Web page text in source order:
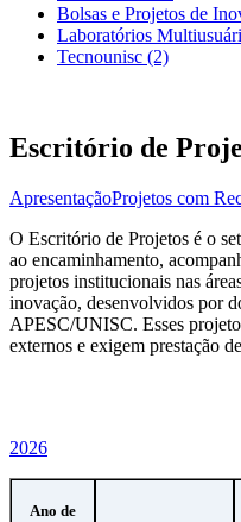
Bolsas e Projetos de
Laboratórios
Tecnounisc (2)
Escritório de
ApresentaçãoProjetos com
O Escritório de Projetos é o
ao encaminhamento,
projetos institucionais nas
inovação, desenvolvidos por
APESC/UNISC. Esses
externos e exigem
2026
Ano de